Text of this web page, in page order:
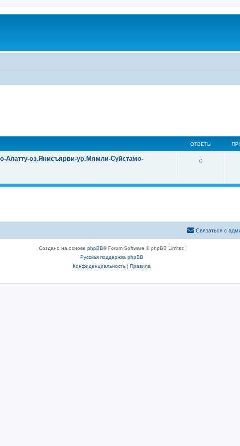
ОТВЕТЫ
Алатту-оз.Янисъярви-ур.Мямли-Суйстамо-
0
Связаться с
Создано на основе phpBB® Forum Software © phpBB Limited
Русская поддержка phpBB
Конфиденциальность| Правила